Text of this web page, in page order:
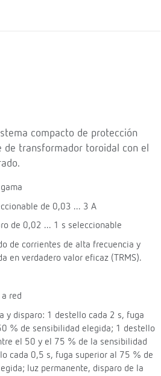
compacto de protección
de transformador toroidal con el
de 0,03 ... 3 A
de 0,02 ... 1 s seleccionable
de corrientes de alta frecuencia y
en verdadero valor eficaz (TRMS).
a red
y disparo: 1 destello cada 2 s, fuga
% de sensibilidad elegida; 1 destello
el 50 y el 75 % de la sensibilidad
cada 0,5 s, fuga superior al 75 % de
luz permanente, disparo de la